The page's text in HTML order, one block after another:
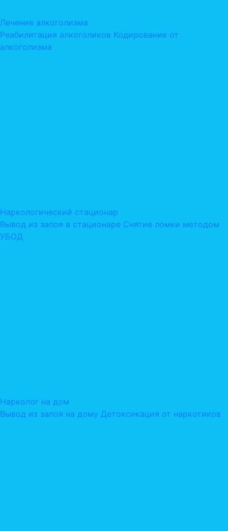
Лечение алкоголизма
Реабилитация алкоголиков Кодирование от
алкоголизма
Наркологический стационар
Вывод из запоя в стационаре Снятие ломки методом
УБОД
Нарколог на дом
Вывод из запоя на дому Детоксикация от наркотиков